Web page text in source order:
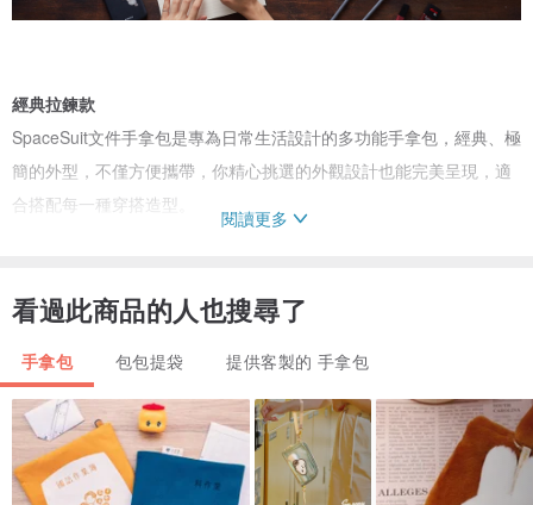
經典拉鍊款
SpaceSuit文件手拿包是專為日常生活設計的多功能手拿包，經典、極
簡的外型，不僅方便攜帶，你精心挑選的外觀設計也能完美呈現，適
合搭配每一種穿搭造型。
閱讀更多
看過此商品的人也搜尋了
手拿包 包包提袋 提供客製的 手拿包